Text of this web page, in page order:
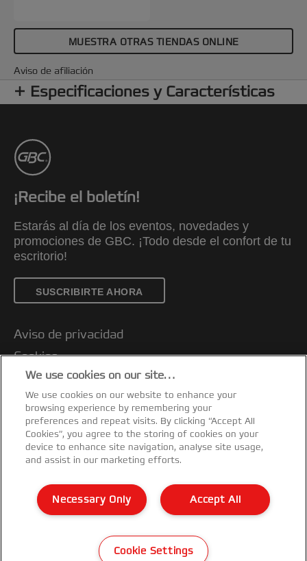
MUESTRA OTRAS TIENDAS ONLINE
Aviso de afiliación
Especificaciones y Características
¡Recibe el boletín!
Estarás al día de los eventos, novedades y
promociones de GBC. ¡Todo desde el confort de tu
escritorio!
SUSCRIBIRTE AHORA
Aviso de privacidad
Cookies
Aviso legal
Declaración de propiedad
Gestionar mis datos
Servicio al cliente
Condiciones de garantía
Declaraciones de conformidad
Mapa del sitio
©2026 ACCO Brands
We use cookies on our site…
We use cookies on our website to enhance your
browsing experience by remembering your
preferences and repeat visits. By clicking “Accept All
Cookies”, you agree to the storing of cookies on your
device to enhance site navigation, analyse site usage,
and assist in our marketing efforts.
Accept All
Necessary Only
Cookie Settings